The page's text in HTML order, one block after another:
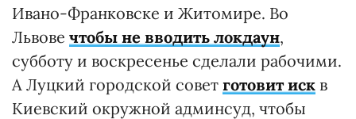
Ивано-Франковске и Житомире. Во
Львове чтобы не вводить локдаун,
субботу и воскресенье сделали рабочими.
А Луцкий городской совет готовит иск в
Киевский окружной админсуд, чтобы